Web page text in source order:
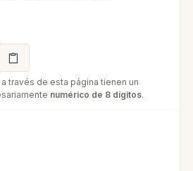
través de esta página tienen un
numérico de 8 dígitos.